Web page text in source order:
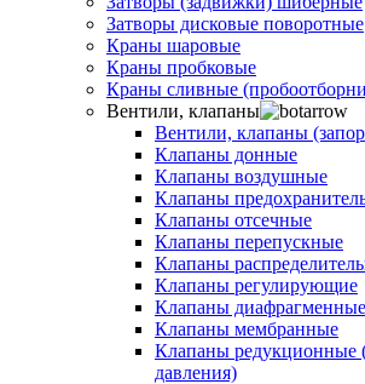
Затворы дисковые поворотные
Краны шаровые
Краны пробковые
Краны сливные
Вентили, клапаны
Вентили, клапаны
Клапаны донные
Клапаны воздушные
Клапаны
Клапаны отсечные
Клапаны перепускные
Клапаны
Клапаны регулирующие
Клапаны диафрагменные
Клапаны мембранные
Клапаны редукционные
давления)